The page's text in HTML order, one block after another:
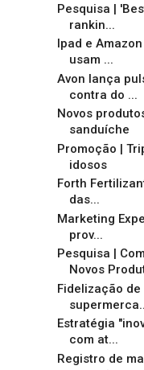
Pesquisa |
rankin...
Ipad e
usam ...
Avon lança
contra do ...
Novos
sanduíche
Promoção |
idosos
Forth
das...
Marketing
prov...
Pesquisa |
Novos
Fidelização
Estratégia
com at...
Registro de